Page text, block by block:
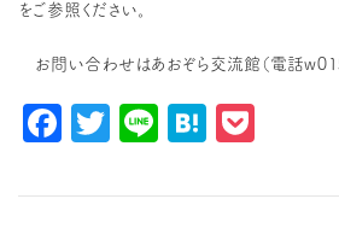
をご参照ください。
お問い合わせはあおぞら交流館（電話w０１５
Facebook
Twitter
LineHatena